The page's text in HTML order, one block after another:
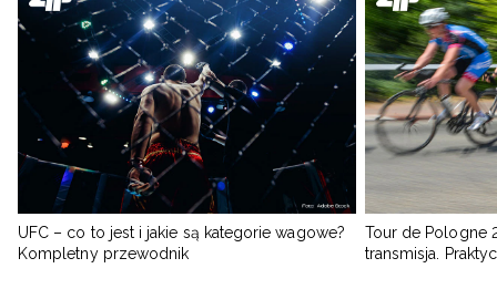
UFC – co to jest i jakie są kategorie wagowe?
Kompletny przewodnik
Tour de Pologne
transmisja.